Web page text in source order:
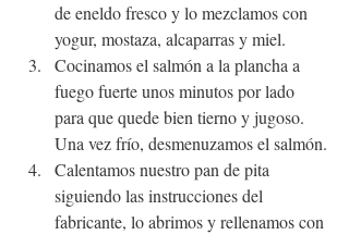
de eneldo fresco y lo mezclamos con
yogur, mostaza, alcaparras y miel.
Cocinamos el salmón a la plancha a
fuego fuerte unos minutos por lado
para que quede bien tierno y jugoso.
Una vez frío, desmenuzamos el salmón.
Calentamos nuestro pan de pita
siguiendo las instrucciones del
fabricante, lo abrimos y rellenamos con